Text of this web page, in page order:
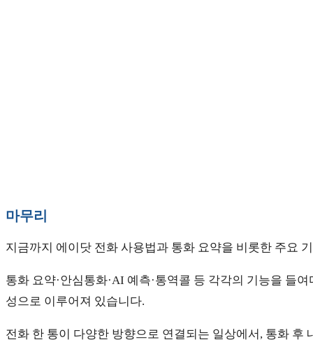
마무리
지금까지 에이닷 전화 사용법과 통화 요약을 비롯한 주요
통화 요약·안심통화·AI 예측·통역콜 등 각각의 기능을 들
성으로 이루어져 있습니다.
전화 한 통이 다양한 방향으로 연결되는 일상에서, 통화